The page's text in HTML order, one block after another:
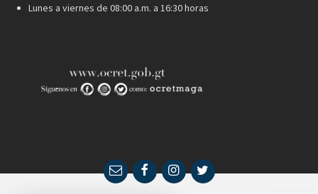
Lunes a viernes de 08:00 a.m. a 16:30 horas